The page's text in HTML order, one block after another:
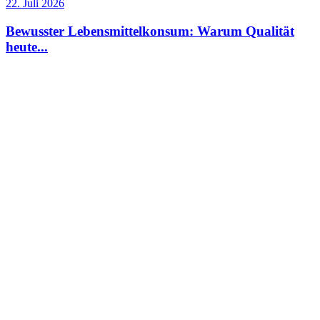
22. Juli 2026
Bewusster Lebensmittelkonsum: Warum Qualität
heute...